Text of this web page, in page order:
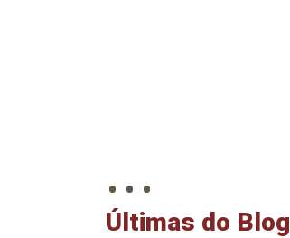
. . .
Últimas do Blog